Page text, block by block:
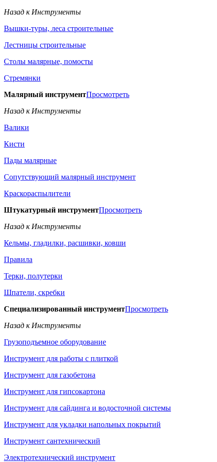
Назад к Инструменты
Вышки-туры, леса строительные
Лестницы строительные
Столы малярные, помосты
Стремянки
Малярный инструментПросмотреть
Назад к Инструменты
Валики
Кисти
Пады малярные
Сопутствующий малярный инструмент
Краскораспылители
Штукатурный инструментПросмотреть
Назад к Инструменты
Кельмы, гладилки, расшивки, ковши
Правила
Терки, полутерки
Шпатели, скребки
Специализированный инструментПросмотреть
Назад к Инструменты
Грузоподъемное оборудование
Инструмент для работы с плиткой
Инструмент для газобетона
Инструмент для гипсокартона
Инструмент для сайдинга и водосточной системы
Инструмент для укладки напольных покрытий
Инструмент сантехнический
Электротехнический инструмент